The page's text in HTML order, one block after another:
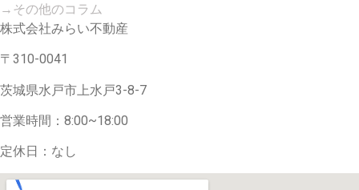
→その他のコラム
株式会社みらい不動産
〒310-0041
茨城県水戸市上水戸3-8-7
営業時間：8:00~18:00
定休日：なし